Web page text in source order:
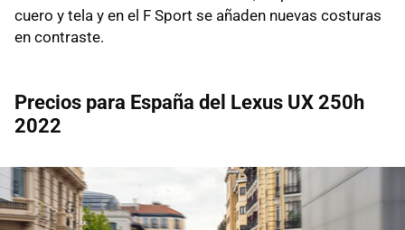
cuero y tela y en el F Sport se añaden nuevas costuras
en contraste.
Precios para España del Lexus UX 250h
2022